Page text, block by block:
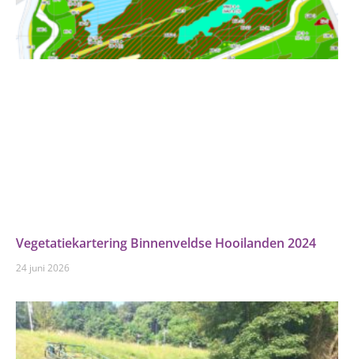
Vegetatiekartering Binnenveldse Hooilanden 2024
24 juni 2026